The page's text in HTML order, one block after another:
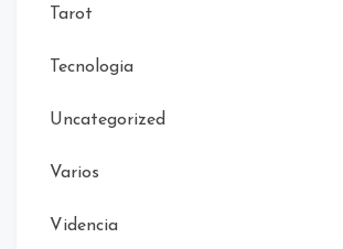
Tarot
Tecnologia
Uncategorized
Varios
Videncia